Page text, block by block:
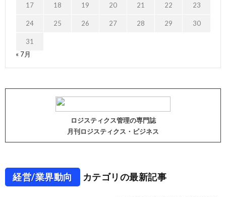
17 18 19 20 21 22 23
24 25 26 27 28 29 30
31
« 7月
ロジスティクス管理の専門誌
月刊ロジスティクス・ビジネス
経営/業界動向 カテゴリの最新記事